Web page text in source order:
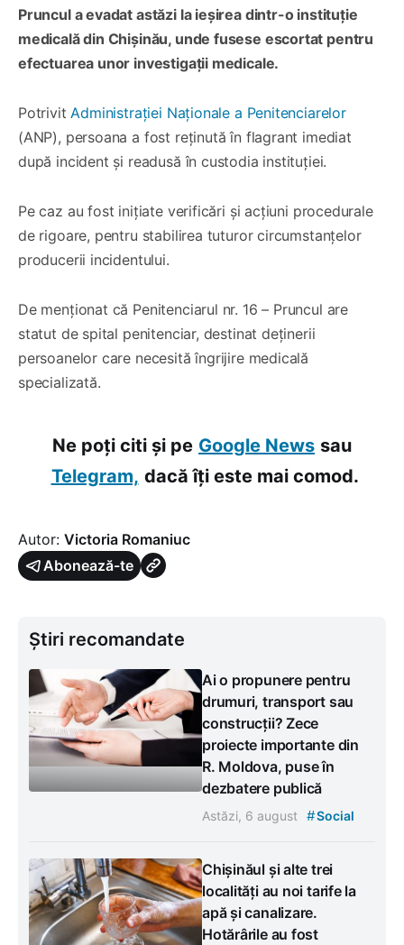
Pruncul a evadat astăzi la ieșirea dintr-o instituție
medicală din Chișinău, unde fusese escortat pentru
efectuarea unor investigații medicale.
Potrivit Administrației Naționale a Penitenciarelor
(ANP), persoana a fost reținută în flagrant imediat
după incident și readusă în custodia instituției.
Pe caz au fost inițiate verificări și acțiuni procedurale
de rigoare, pentru stabilirea tuturor circumstanțelor
producerii incidentului.
De menționat că Penitenciarul nr. 16 – Pruncul are
statut de spital penitenciar, destinat deținerii
persoanelor care necesită îngrijire medicală
specializată.
Ne poți citi și pe Google News sau
Telegram, dacă îți este mai comod.
Autor: Victoria Romaniuc
Abonează-te
Știri recomandate
Ai o propunere pentru
drumuri, transport sau
construcții? Zece
proiecte importante din
R. Moldova, puse în
dezbatere publică
Astăzi, 6 august #Social
Chișinăul și alte trei
localități au noi tarife la
apă și canalizare.
Hotărârile au fost